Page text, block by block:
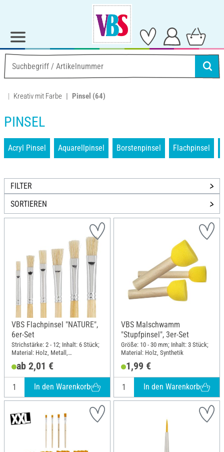
Kreativ mit Farbe Pinsel (64)
PINSEL
Acryl Pinsel Aquarellpinsel Borstenpinsel Flachpinsel
FILTER
SORTIEREN
VBS Flachpinsel "NATURE",
6er-Set
Strichstärke: 2 - 12; Inhalt: 6 Stück;
Material: Holz, Metall,
Naturmaterial
ab 2,01 €
In den Warenkorb
VBS Malschwamm
"Stupfpinsel", 3er-Set
Größe: 10 - 30 mm; Inhalt: 3 Stück;
Material: Holz, Synthetik
1,99 €
In den Warenkorb